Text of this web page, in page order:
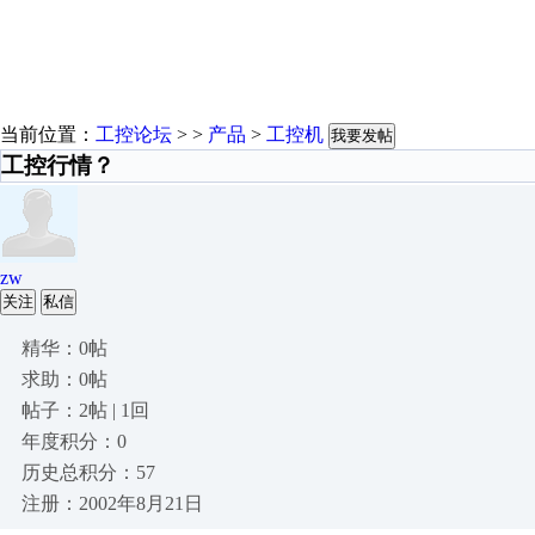
当前位置： 工控论坛 > > 产品 > 工控机 我要发帖
工控行情？
zw
关注 私信
精华：0帖
求助：0帖
帖子：2帖 | 1回
年度积分：0
历史总积分：57
注册：2002年8月21日